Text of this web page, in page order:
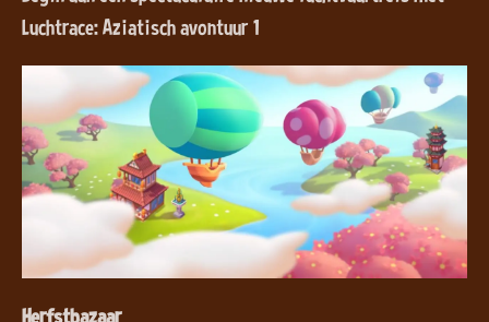
Luchtrace: Aziatisch avontuur 1
Herfstbazaar